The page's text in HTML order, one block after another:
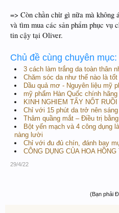
=> Còn chần chừ gì nữa mà không
và tìm mua các sản phẩm phục vụ
tin cậy tại Oliver.
Chủ đề cùng chuyên mục:
3 cách làm trắng da toàn thân
Chăm sóc da như thế nào là tốt
Dầu quả mơ - Nguyên liệu mỹ
mỹ phẩm Hàn Quốc chính
KINH NGHIEM TẨY NỐT RUỒI
Chỉ với 15 phút da trở nên
Thâm quầng mắt – Điều trị
Bột yến mạch và 4 công dụng
nàng lười
Chỉ với đu đủ chín, đánh bay
CÔNG DỤNG CỦA HOA
29/4/22
(Bạn phải